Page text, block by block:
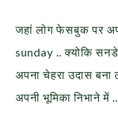
जहां लोग फेसबुक पर
sunday .. क्योकि
अपना चेहरा उदास
अपनी भूमिका निभाने में ..